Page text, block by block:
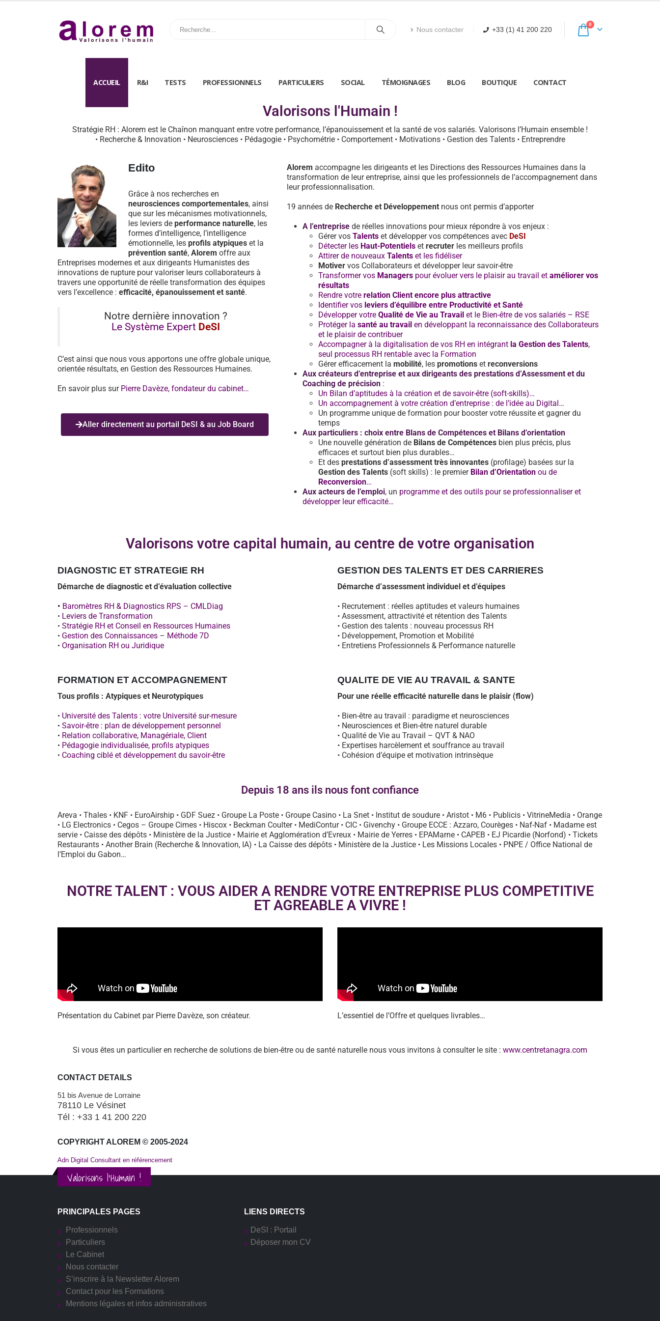
Nous contacter +33 (1) 41 200 220
0
ACCUEIL R&I TESTS PROFESSIONNELS PARTICULIERS SOCIAL TÉMOIGNAGES BLOG BOUTIQUE CONTACT
Valorisons l'Humain !
Stratégie RH : Alorem est le Chaînon manquant entre votre performance, l’épanouissement et la santé de vos salariés. Valorisons l’Humain ensemble !
• Recherche & Innovation • Neurosciences • Pédagogie • Psychométrie • Comportement • Motivations • Gestion des Talents • Entreprendre
Edito
Grâce à nos recherches en
neurosciences comportementales, ainsi
que sur les mécanismes motivationnels,
les leviers de performance naturelle, les
formes d’intelligence, l’intelligence
émotionnelle, les profils atypiques et la
prévention santé, Alorem offre aux
Entreprises modernes et aux dirigeants Humanistes des
innovations de rupture pour valoriser leurs collaborateurs à
travers une opportunité de réelle transformation des équipes
vers l’excellence : efficacité, épanouissement et santé.
Notre dernière innovation ?
Le Système Expert DeSI
C’est ainsi que nous vous apportons une offre globale unique,
orientée résultats, en Gestion des Ressources Humaines.
En savoir plus sur Pierre Davèze, fondateur du cabinet…
Aller directement au portail DeSI & au Job Board
Alorem accompagne les dirigeants et les Directions des Ressources Humaines dans la
transformation de leur entreprise, ainsi que les professionnels de l’accompagnement dans
leur professionnalisation.
19 années de Recherche et Développementnous ont permis d’apporter
A l’entreprisede réelles innovations pour mieux répondre à vos enjeux :
Gérer vos Talents et développer vos compétences avec DeSI
Détecter les Haut-Potentielset recruterles meilleurs profils
Attirer de nouveaux Talentset les fidéliser
Motivervos Collaborateurs et développer leur savoir-être
Transformer vos Managerspour évoluer vers le plaisir au travail et améliorer vos
résultats
Rendre votre relation Client encore plus attractive
Identifier vos leviers d’équilibre entre Productivité et Santé
Développer votre Qualité de Vie au Travailet le Bien-être de vos salariés – RSE
Protéger la santé au travailen développant la reconnaissance des Collaborateurs
et le plaisir de contribuer
Accompagner à la digitalisation de vos RH en intégrant la Gestion des Talents,
seul processus RH rentable avec la Formation
Gérer efficacement la mobilité, les promotionset reconversions
Aux créateurs d’entreprise et aux dirigeants des prestations d’Assessment et du
Coaching de précision:
Un Bilan d’aptitudes à la création et de savoir-être (soft-skills)…
Un accompagnement à votre création d’entreprise : de l’idée au Digital…
Un programme unique de formation pour booster votre réussite et gagner du
temps
Aux particuliers : choix entre Blans de Compétences et Bilans d’orientation
Une nouvelle génération de Bilans de Compétencesbien plus précis, plus
efficaces et surtout bien plus durables…
Et des prestations d’assessment très innovantes(profilage) basées sur la
Gestion des Talents(soft skills) : le premier Bilan d’Orientationou de
Reconversion…
Aux acteurs de l’emploi, un programme et des outils pour se professionnaliser et
développer leur efficacité…
Valorisons votre capital humain, au centre de votre organisation
DIAGNOSTIC ET STRATEGIE RH
Démarche de diagnostic et d’évaluation collective
• Baromètres RH & Diagnostics RPS – CMLDiag
• Leviers de Transformation
• Stratégie RH et Conseil en Ressources Humaines
• Gestion des Connaissances – Méthode 7D
• Organisation RH ou Juridique
GESTION DES TALENTS ET DES CARRIERES
Démarche d’assessment individuel et d’équipes
• Recrutement : réelles aptitudes et valeurs humaines
• Assessment, attractivité et rétention des Talents
• Gestion des talents : nouveau processus RH
• Développement, Promotion et Mobilité
• Entretiens Professionnels & Performance naturelle
FORMATION ET ACCOMPAGNEMENT
Tous profils : Atypiques et Neurotypiques
• Université des Talents : votre Université sur-mesure
• Savoir-être : plan de développement personnel
• Relation collaborative, Managériale, Client
• Pédagogie individualisée, profils atypiques
• Coaching ciblé et développement du savoir-être
QUALITE DE VIE AU TRAVAIL & SANTE
Pour une réelle efficacité naturelle dans le plaisir (flow)
• Bien-être au travail : paradigme et neurosciences
• Neurosciences et Bien-être naturel durable
• Qualité de Vie au Travail – QVT & NAO
• Expertises harcèlement et souffrance au travail
• Cohésion d’équipe et motivation intrinsèque
Depuis 18 ans ils nous font confiance
Areva • Thales • KNF • EuroAirship • GDF Suez • Groupe La Poste • Groupe Casino • La Snet • Institut de soudure • Aristot • M6 • Publicis • VitrineMedia • Orange
• LG Electronics • Cegos – Groupe Cimes • Hiscox • Beckman Coulter • MediContur • CIC • Givenchy • Groupe ECCE : Azzaro, Courèges • Naf-Naf • Madame est
servie • Caisse des dépôts • Ministère de la Justice • Mairie et Agglomération d’Evreux • Mairie de Yerres • EPAMarne • CAPEB • EJ Picardie (Norfond) • Tickets
Restaurants • Another Brain (Recherche & Innovation, IA) • La Caisse des dépôts • Ministère de la Justice • Les Missions Locales • PNPE / Office National de
l’Emploi du Gabon…
NOTRE TALENT : VOUS AIDER A RENDRE VOTRE ENTREPRISE PLUS COMPETITIVE
ET AGREABLE A VIVRE !
Présentation du Cabinet par Pierre Davèze, son créateur. L’essentiel de l’Offre et quelques livrables…
Si vous êtes un particulier en recherche de solutions de bien-être ou de santé naturelle nous vous invitons à consulter le site : www.centretanagra.com
CONTACT DETAILS
51 bis Avenue de Lorraine
78110 Le Vésinet
Tél : +33 1 41 200 220
COPYRIGHT ALOREM © 2005-2024
Adn Digital Consultant en référencement
Valorisons l'Humain !
PRINCIPALES PAGES
Professionnels
Particuliers
Le Cabinet
Nous contacter
S’inscrire à la Newsletter Alorem
Contact pour les Formations
Mentions légales et infos administratives
LIENS DIRECTS
DeSI : Portail
Déposer mon CV